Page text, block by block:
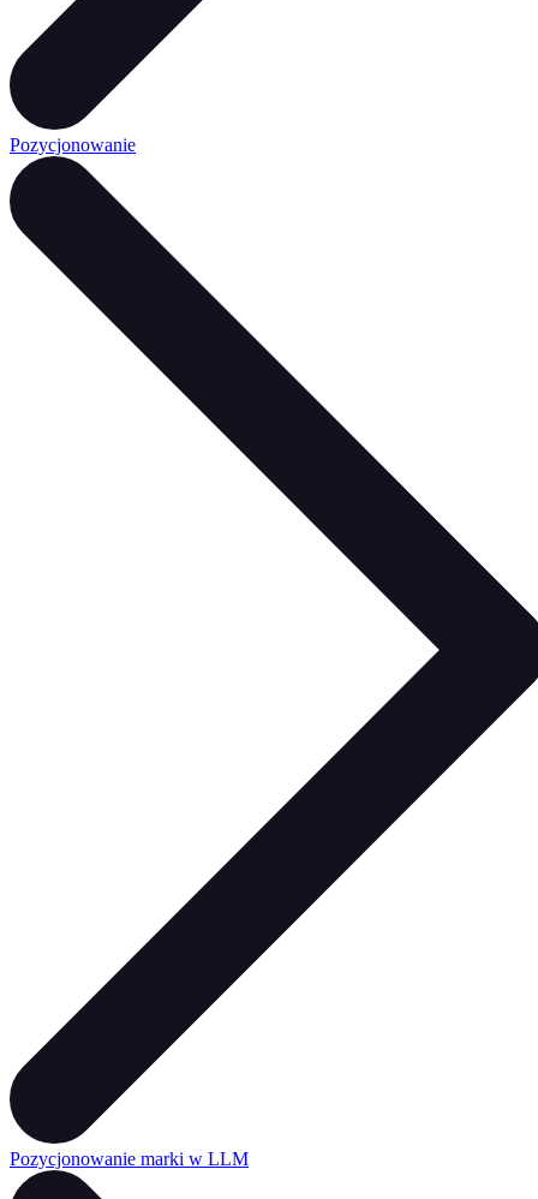
Pozycjonowanie
Pozycjonowanie marki w LLM